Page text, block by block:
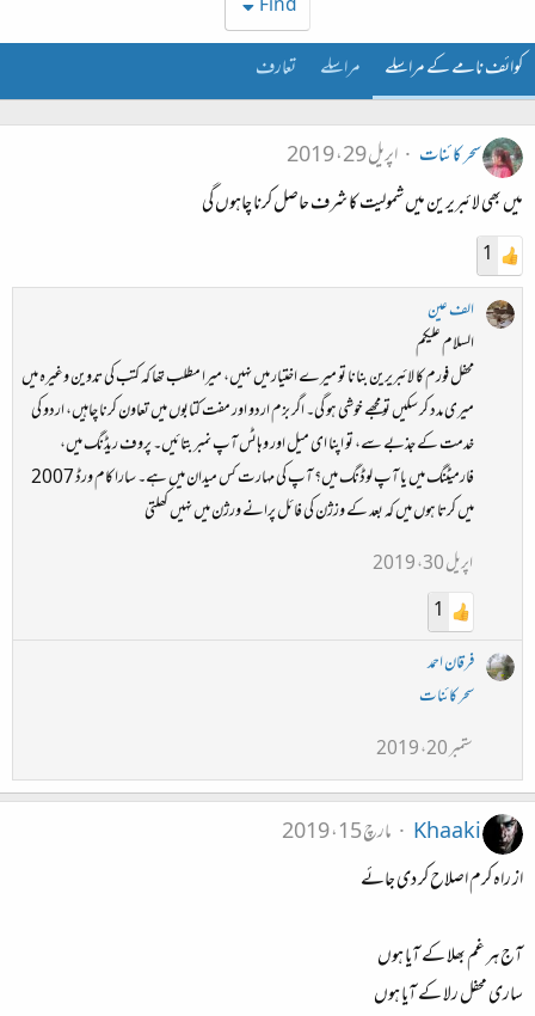
Find
کوائف نامے کے مراسلے مراسلے تعارف
سحر کائنات
اپریل 29، 2019
میں بھی لائبریرین میں شمولیت کا شرف حاصل کرنا چاہوں گی
1
الف عین
السلام علیکم
محفل فورم کا لائبریرین بنانا تو میرے اختیار میں نہیں، میرا مطلب تھا کہ کتب کی تدوین وغیرہ میں
میری مدد کر سکیں تو مجھے خوشی ہو گی۔ اگر بزم اردو اور مفت کتابوں میں تعاون کرنا چاہیں، اردو کی
خدمت کے جذبے سے، تو اپنا ای میل اور وہاٹس آپ نمبر بتائیں۔ پروف ریڈنگ میں،
فارمیٹنگ میں یا آپ لوڈنگ میں؟ آپ کی مہارت کس میدان میں ہے۔ سارا کام ورڈ 2007
میں کرتا ہوں میں کہ بعد کے وزژن کی فائل پرانے ورژن میں نہیں کھلتی
اپریل 30، 2019
1
فرقان احمد
سحر کائنات
ستمبر 20، 2019
Khaaki
مارچ 15، 2019
از راہ کرم اصلاح کر دی جائے
آج ہر غم بھلا کے آیا ہوں
ساری محفل رلا کے آیا ہوں